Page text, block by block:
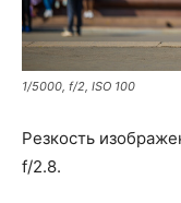
1/5000, f/2, ISO 100
Резкость
f/2.8.